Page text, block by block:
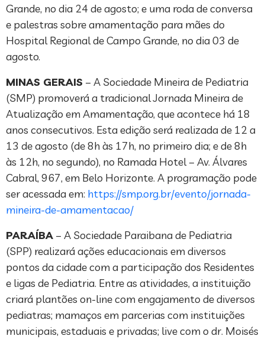
Grande, no dia 24 de agosto; e uma roda de conversa
e palestras sobre amamentação para mães do
Hospital Regional de Campo Grande, no dia 03 de
agosto.
MINAS GERAIS – A Sociedade Mineira de Pediatria
(SMP) promoverá a tradicional Jornada Mineira de
Atualização em Amamentação, que acontece há 18
anos consecutivos. Esta edição será realizada de 12 a
13 de agosto (de 8h às 17h, no primeiro dia; e de 8h
às 12h, no segundo), no Ramada Hotel – Av. Álvares
Cabral, 967, em Belo Horizonte. A programação pode
ser acessada em: https://smp.org.br/evento/jornada-
mineira-de-amamentacao/
PARAÍBA – A Sociedade Paraibana de Pediatria
(SPP) realizará ações educacionais em diversos
pontos da cidade com a participação dos Residentes
e ligas de Pediatria. Entre as atividades, a instituição
criará plantões on-line com engajamento de diversos
pediatras; mamaços em parcerias com instituições
municipais, estaduais e privadas; live com o dr. Moisés